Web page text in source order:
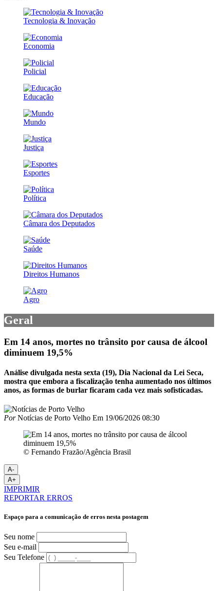
Tecnologia & Inovação
Economia
Policial
Educação
Mundo
Justiça
Esportes
Política
Câmara dos Deputados
Saúde
Direitos Humanos
Agro
Geral
Em 14 anos, mortes no trânsito por causa de álcool
diminuem 19,5%
Análise divulgada nesta sexta (19), Dia Nacional da Lei Seca,
mostra que embora a fiscalização tenha aumentado nos últimos
anos, as formas de burlar ficaram cada vez mais sofisticadas.
PorNotícias de Porto Velho Em 19/06/2026 08:30
© Fernando Frazão/Agência Brasil
A-
A+
IMPRIMIR
REPORTAR ERROS
Espaço para a comunicação de erros nesta postagem
Seu nome
Seu e-mail
Seu Telefone